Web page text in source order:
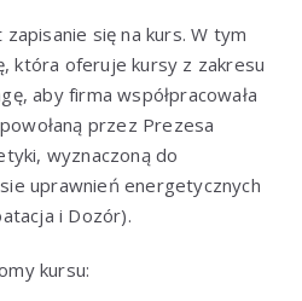
się na kurs. W tym
która oferuje kursy z zakresu
aby firma współpracowała
przez Prezesa
wyznaczoną do
uprawnień energetycznych
i Dozór).
kursu: